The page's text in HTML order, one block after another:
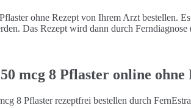
ohne Rezept von Ihrem Arzt bestellen.
Das Rezept wird dann durch
mcg 8 Pflaster online ohne
8 Pflaster rezeptfrei bestellen durch